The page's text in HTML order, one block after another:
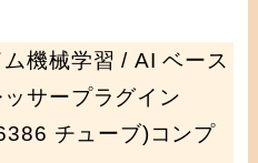
機械学習 / AI ベース
サープラグイン
チューブ)コンプ